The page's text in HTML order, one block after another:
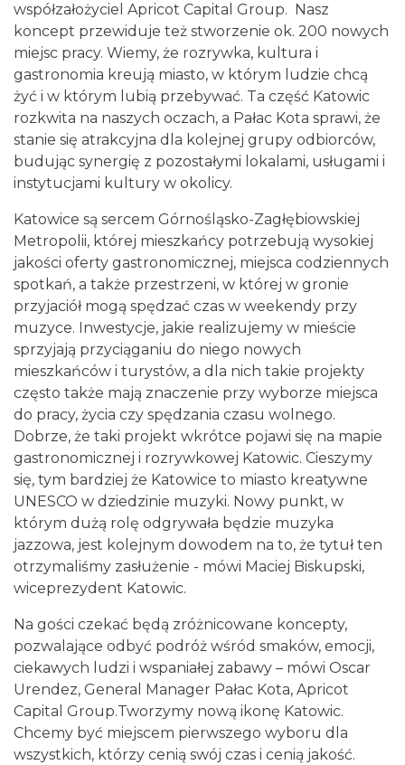
współzałożyciel Apricot Capital Group. Nasz
koncept przewiduje też stworzenie ok. 200 nowych
miejsc pracy. Wiemy, że rozrywka, kultura i
gastronomia kreują miasto, w którym ludzie chcą
żyć i w którym lubią przebywać. Ta część Katowic
rozkwita na naszych oczach, a Pałac Kota sprawi, że
stanie się atrakcyjna dla kolejnej grupy odbiorców,
budując synergię z pozostałymi lokalami, usługami i
instytucjami kultury w okolicy.
Katowice są sercem Górnośląsko-Zagłębiowskiej
Metropolii, której mieszkańcy potrzebują wysokiej
jakości oferty gastronomicznej, miejsca codziennych
spotkań, a także przestrzeni, w której w gronie
przyjaciół mogą spędzać czas w weekendy przy
muzyce. Inwestycje, jakie realizujemy w mieście
sprzyjają przyciąganiu do niego nowych
mieszkańców i turystów, a dla nich takie projekty
często także mają znaczenie przy wyborze miejsca
do pracy, życia czy spędzania czasu wolnego.
Dobrze, że taki projekt wkrótce pojawi się na mapie
gastronomicznej i rozrywkowej Katowic. Cieszymy
się, tym bardziej że Katowice to miasto kreatywne
UNESCO w dziedzinie muzyki. Nowy punkt, w
którym dużą rolę odgrywała będzie muzyka
jazzowa, jest kolejnym dowodem na to, że tytuł ten
otrzymaliśmy zasłużenie - mówi Maciej Biskupski,
wiceprezydent Katowic.
Na gości czekać będą zróżnicowane koncepty,
pozwalające odbyć podróż wśród smaków, emocji,
ciekawych ludzi i wspaniałej zabawy – mówi Oscar
Urendez, General Manager Pałac Kota, Apricot
Capital Group.Tworzymy nową ikonę Katowic.
Chcemy być miejscem pierwszego wyboru dla
wszystkich, którzy cenią swój czas i cenią jakość.